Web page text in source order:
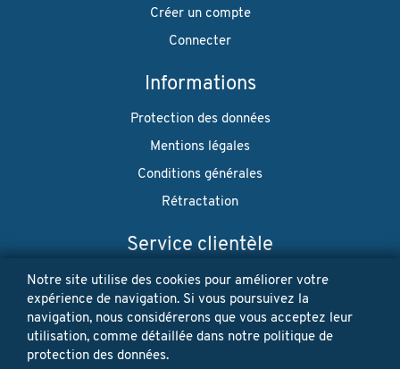
Créer un compte
Connecter
Informations
Protection des données
Mentions légales
Conditions générales
Rétractation
Service clientèle
Envoi
Newsletter
Notre site utilise des cookies pour améliorer votre
expérience de navigation. Si vous poursuivez la
navigation, nous considérerons que vous acceptez leur
utilisation, comme détaillée dans notre politique de
protection des données.